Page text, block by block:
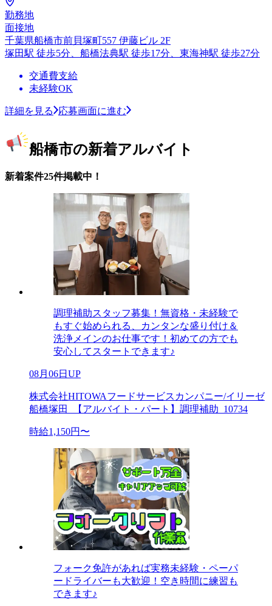
勤務地
面接地
千葉県船橋市前貝塚町557 伊藤ビル 2F
塚田駅 徒歩5分、船橋法典駅 徒歩17分、東海神駅 徒歩27分
交通費支給
未経験OK
詳細を見る 応募画面に進む
船橋市の新着アルバイト
新着案件25件掲載中！
調理補助スタッフ募集！無資格・未経験で
もすぐ始められる、カンタンな盛り付け＆
洗浄メインのお仕事です！初めての方でも
安心してスタートできます♪
08月06日UP
株式会社HITOWAフードサービスカンパニー/イリーゼ
船橋塚田_【アルバイト・パート】調理補助_10734
時給1,150円〜
フォーク免許があれば実務未経験・ペーパ
ードライバーも大歓迎！空き時間に練習も
できます♪